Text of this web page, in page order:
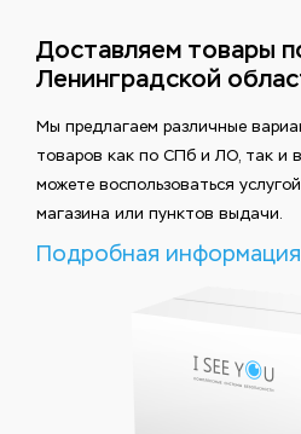
Доставляем товары
Ленинградской
Мы предлагаем различные
товаров как по СПб и ЛО, так и
можете воспользоваться
магазина или пунктов выдачи.
Подробная